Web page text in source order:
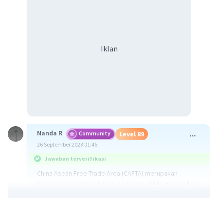
Iklan
Nanda R Community Level 89
26 September 2023 01:46
Jawaban terverifikasi
China Asean Free Trade Area (CAFTA) merupakan